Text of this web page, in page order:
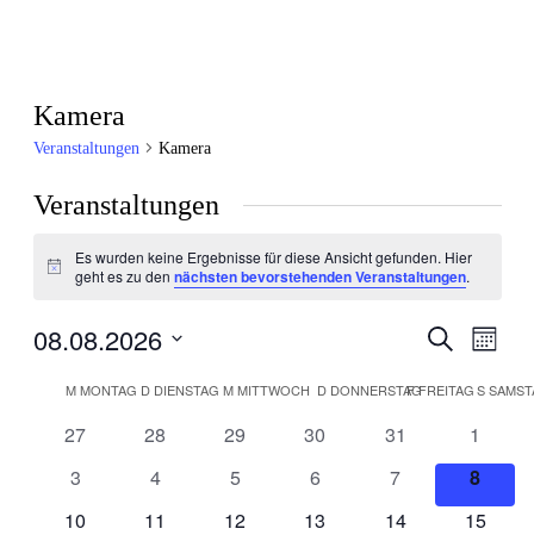
Kamera
Veranstaltungen Kamera
Veranstaltungen
Hinweis
Es wurden keine Ergebnisse für diese Ansicht gefunden. Hier
geht es zu den nächsten bevorstehenden Veranstaltungen.
und
Suche
Monat
08.08.2026
wählen.
Kalender
von
MMONTAG D DIENSTAG MMITTWOCH D DONNERSTAG
FFREITAGS
0
27
0
28
0
29
0
Veranstaltungen
30
0
Veranstaltungen
31
0
1
0
3
0
4
0
5
0
Veranstaltungen
6
0
Veranstaltungen
7
0
8
0
10
0
11
0
12
0
13
0
14
0
15